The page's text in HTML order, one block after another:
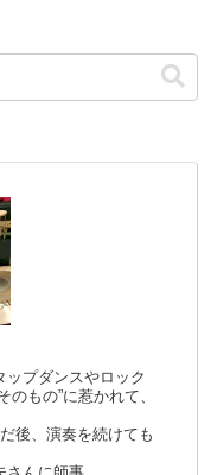
ップダンスやロック
もの”に惹かれて、
後、演奏を続けても